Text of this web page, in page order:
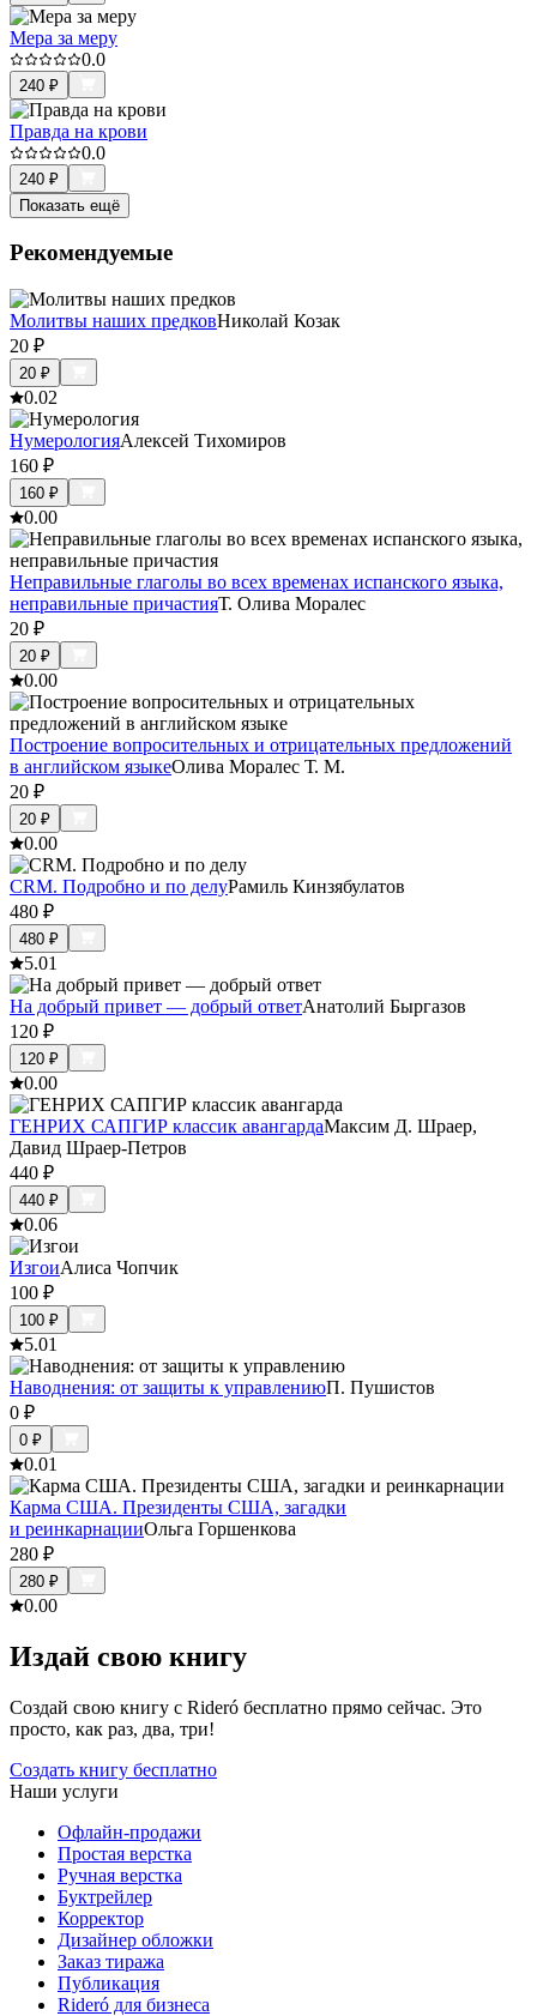
Мера за меру
0.0
240 ₽
Правда на крови
0.0
240 ₽
Показать ещё
Рекомендуемые
Молитвы наших предковНиколай Козак
20 ₽
20 ₽
0.02
НумерологияАлексей Тихомиров
160 ₽
160 ₽
0.00
Неправильные глаголы во всех временах испанского языка,
неправильные причастияТ. Олива Моралес
20 ₽
20 ₽
0.00
Построение вопросительных и отрицательных предложений
в английском языкеОлива Моралес Т. М.
20 ₽
20 ₽
0.00
CRM. Подробно и по делуРамиль Кинзябулатов
480 ₽
480 ₽
5.01
На добрый привет — добрый ответАнатолий Быргазов
120 ₽
120 ₽
0.00
ГЕНРИХ САПГИР классик авангардаМаксим Д. Шраер,
Давид Шраер-Петров
440 ₽
440 ₽
0.06
ИзгоиАлиса Чопчик
100 ₽
100 ₽
5.01
Наводнения: от защиты к управлениюП. Пушистов
0 ₽
0 ₽
0.01
Карма США. Президенты США, загадки
и реинкарнацииОльга Горшенкова
280 ₽
280 ₽
0.00
Издай свою книгу
Создай свою книгу с Rideró бесплатно прямо сейчас. Это
просто, как раз, два, три!
Создать книгу бесплатно
Наши услуги
Офлайн-продажи
Простая верстка
Ручная верстка
Буктрейлер
Корректор
Дизайнер обложки
Заказ тиража
Публикация
Rideró для бизнеса